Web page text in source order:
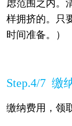
虑范围之内。
样拥挤的。只
时间准备。）
Step.4/7 缴
缴纳费用，领